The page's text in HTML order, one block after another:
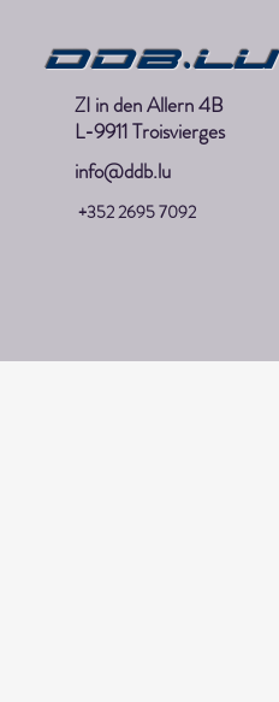
DDB.lu
ZI in den Allern 4B
L-9911 Troisvierges
info@ddb.lu
+352 2695 7092